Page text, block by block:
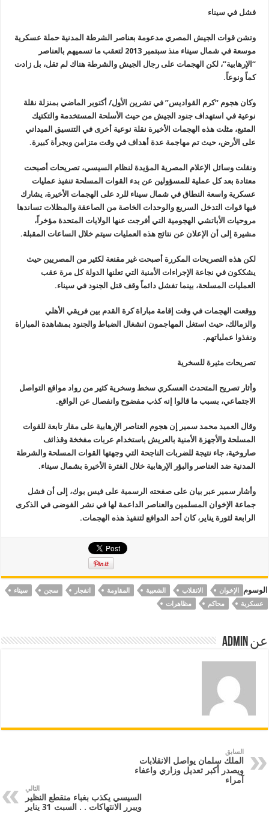
فشل في سيناء
وتشن قوات الجيش المصري مدعومة بعناصر الشرطة المدنية حملة عسكرية
موسعة في شمال سيناء منذ سبتمبر 2013 لتعقب ما تسميهم بالعناصر
“الإرهابية”، لكن الهجمات على رجال الجيش والشرطة هناك لم تقل، بل زادت
كماً ونوعاً.
وكان هجوم “كرم القواديس” في تشرين الأول/ أكتوبر الماضي بمنزلة نقلة
نوعية في استهداف جنود الجيش من حيث الأسلحة المستخدمة والتكتيك
المتبع، مثلت هذه الهجمات الأخيرة نقلة نوعية أخرى في التنسيق الميداني
على الأرض، حيث تم مهاجمة عدة أهداف في وقت متزامن وبجرأة كبيرة.
ونقلت وسائل الإعلام المصرية المؤيدة لنظام السيسي، تصريحات أصبحت
معتادة بعد كل عملية للمسؤولين عن بدء القوات المسلحة تنفيذ عمليات
عسكرية واسعة النطاق في شمال سيناء للرد على الهجمات الأخيرة، يشارك
فيها قوات التدخل السريع والوحدات الخاصة من الصاعقة والمظلات تساندها
مروحيات الأباتشي الهجومية التي أفرجت عنها الولايات المتحدة مؤخراً،
مشيرة إلى أن الإعلان عن نتائج هذه العمليات سيتم خلال الساعات المقبلة.
لكن هذه التصريحات المكررة أصبحت غير مقنعة لكثير من المصريين حيث
يشككون في نجاعة الإجراءات الأمنية التي تعلنها الدولة كل مرة عقب
العمليات المسلحة، بينما تفشل دائماً وقف قتل الجنود في سيناء.
ووقعت الهجمات في وقت إقامة مباراة كرة القدم بين فريقي الأهلي
والزمالك، حيث استغل المهاجمون انشغال الضباط والجنود بمشاهدة المباراة
ونفذوا عملياتهم.
تصريحات مثيرة للسخرية
وأثار تصريح المتحدث العسكري سخط وسخرية كثير من رواد مواقع التواصل
الاجتماعي، بسبب ما قالوا إنه كذب مفضوح وانفصال عن الواقع.
وقال العميد محمد سمير إن هجوم العناصر الإرهابية على مقار تابعة للقوات
المسلحة والأجهزة الأمنية بالعريش باستخدام عربات مفخخة وقذائف
صاروخية، جاء نتيجة للضربات الناجحة التي وجهتها القوات المسلحة والشرطة
المدنية ضد العناصر والبؤر الإرهابية خلال الفترة الأخيرة بشمال سيناء.
وأشار سمير عبر بيان على صفحته الرسمية على فيس بوك، إلى أن فشل
جماعة الإخوان المسلمين والعناصر الداعمة لها في نشر الفوضى في الذكرى
الرابعة لثورة يناير، كان أحد الدوافع لتنفيذ هذه الهجمات.
الوسوم الإخوان الانقلاب الشعبية المقاومة انفجار سجن
سيناء
عسكرية
محاكم مظاهرات
عن Admin
السابق
الملك سلمان يواصل الانقلابات
ويصدر أكبر تعديل وزاري واعفاء
آمراء
التالي
السيسي يكذب بغباء منقطع النظير
ويبرر الانتهاكات . . السبت 31 يناير